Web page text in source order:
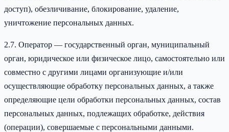
доступ), обезличивание, блокирование, удаление,
уничтожение персональных данных.
2.7. Оператор — государственный орган, муниципальный
орган, юридическое или физическое лицо, самостоятельно или
совместно с другими лицами организующие и/или
осуществляющие обработку персональных данных, а также
определяющие цели обработки персональных данных, состав
персональных данных, подлежащих обработке, действия
(операции), совершаемые с персональными данными.